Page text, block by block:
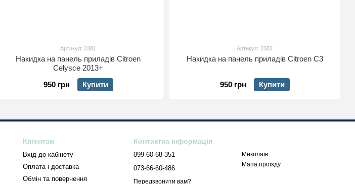
Артикул: 2381
Накидка на панель приладів Citroen
Celysce 2013+
950 грн
Купити
Артикул: 2382
Накидка на панель приладів Citroen C3
950 грн Купити
Клієнтам
Вхід до кабінету
Оплата і доставка
Обмін та повернення
Контактна інформація
099-60-68-351
073-66-60-486
Передзвонити вам?
Миколаїв
Мапа проїзду